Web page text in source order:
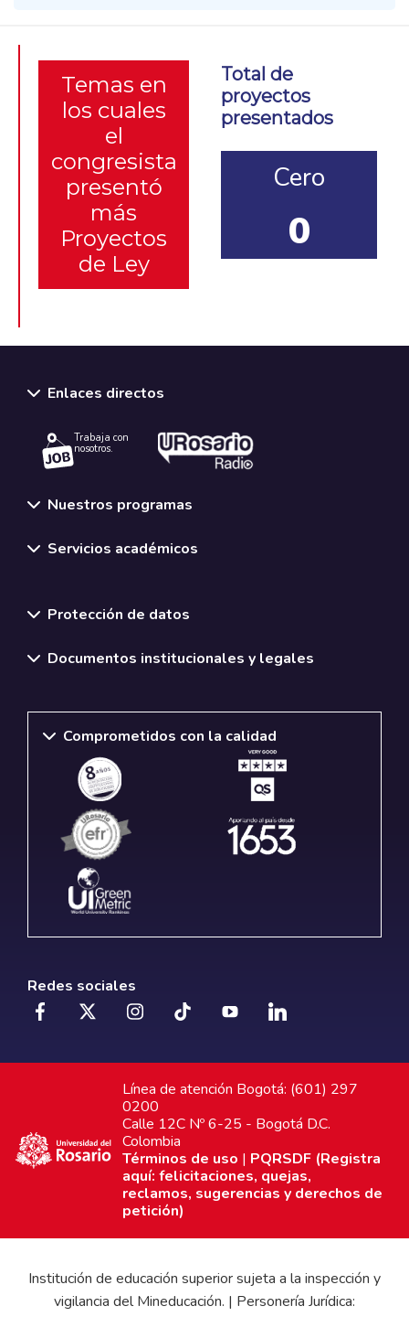
Temas en
los cuales
el
congresista
presentó
más
Proyectos
de Ley
Total de
proyectos
presentados
Cero
0
Enlaces directos
Trabaja con
nosotros.
Nuestros programas
Servicios académicos
Protección de datos
Documentos institucionales y legales
Comprometidos con la calidad
Redes sociales
Línea de atención Bogotá: (601) 297
0200
Calle 12C Nº 6-25 - Bogotá D.C.
Colombia
Términos de uso | PQRSDF (Registra
aquí: felicitaciones, quejas,
reclamos, sugerencias y derechos de
petición)
Institución de educación superior sujeta a la inspección y
vigilancia del Mineducación. | Personería Jurídica: